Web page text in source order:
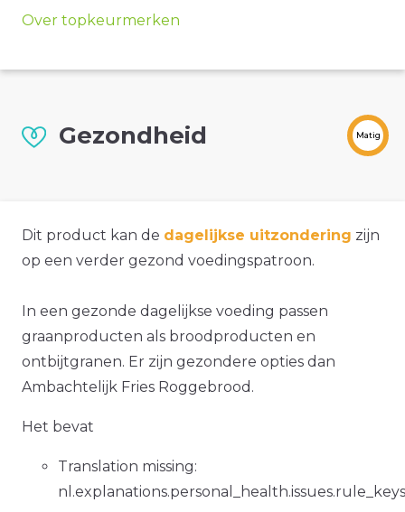
Over topkeurmerken
Gezondheid Matig
Dit product kan de dagelijkse uitzondering zijn
op een verder gezond voedingspatroon.
In een gezonde dagelijkse voeding passen
graanproducten als broodproducten en
ontbijtgranen. Er zijn gezondere opties dan
Ambachtelijk Fries Roggebrood.
Het bevat
Translation missing: